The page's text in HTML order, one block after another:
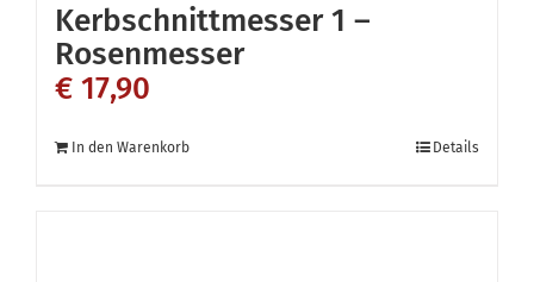
Kerbschnittmesser 1 –
Rosenmesser
€ 17,90
In den Warenkorb Details